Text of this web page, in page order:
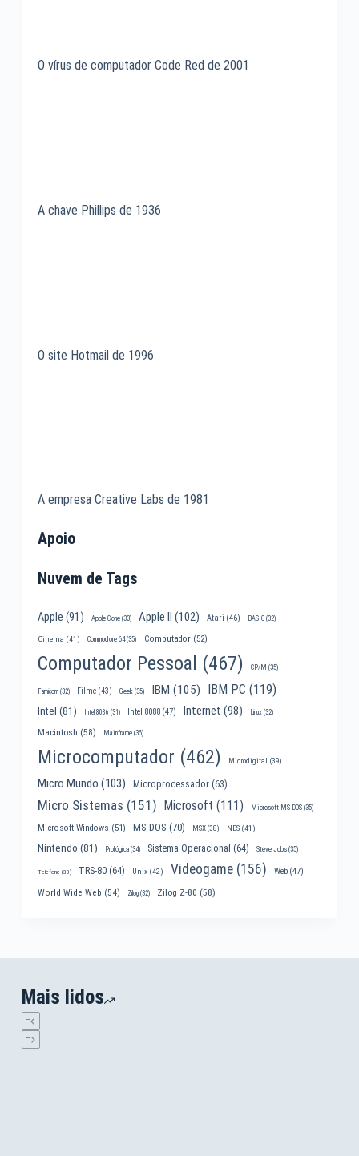
O vírus de computador Code Red de 2001
A chave Phillips de 1936
O site Hotmail de 1996
A empresa Creative Labs de 1981
Apoio
Nuvem de Tags
Apple (91) Apple Clone(33) Apple II (102) Atari (46) BASIC(32)
Cinema (41) Commodore 64(35) Computador(52)
Computador Pessoal (467) CP/M (35)
Famicom(32) Filme(43) Geek(35) IBM (105) IBM PC (119)
Intel (81) Intel 8086 (31) Intel 8088(47) Internet (98) Linux(32)
Macintosh (58) Mainframe(36)
Microcomputador (462) Microdigital (39)
Micro Mundo (103) Microprocessador(63)
Micro Sistemas (151) Microsoft (111) Microsoft MS-DOS(35)
Microsoft Windows (51) MS-DOS (70) MSX(38) NES(41)
Nintendo (81) Prológica(34) Sistema Operacional (64) Steve Jobs(35)
Telefone (30) TRS-80(64) Unix(42) Videogame(156) Web(47)
World Wide Web (54) Zilog(32) Zilog Z-80 (58)
Mais lidos